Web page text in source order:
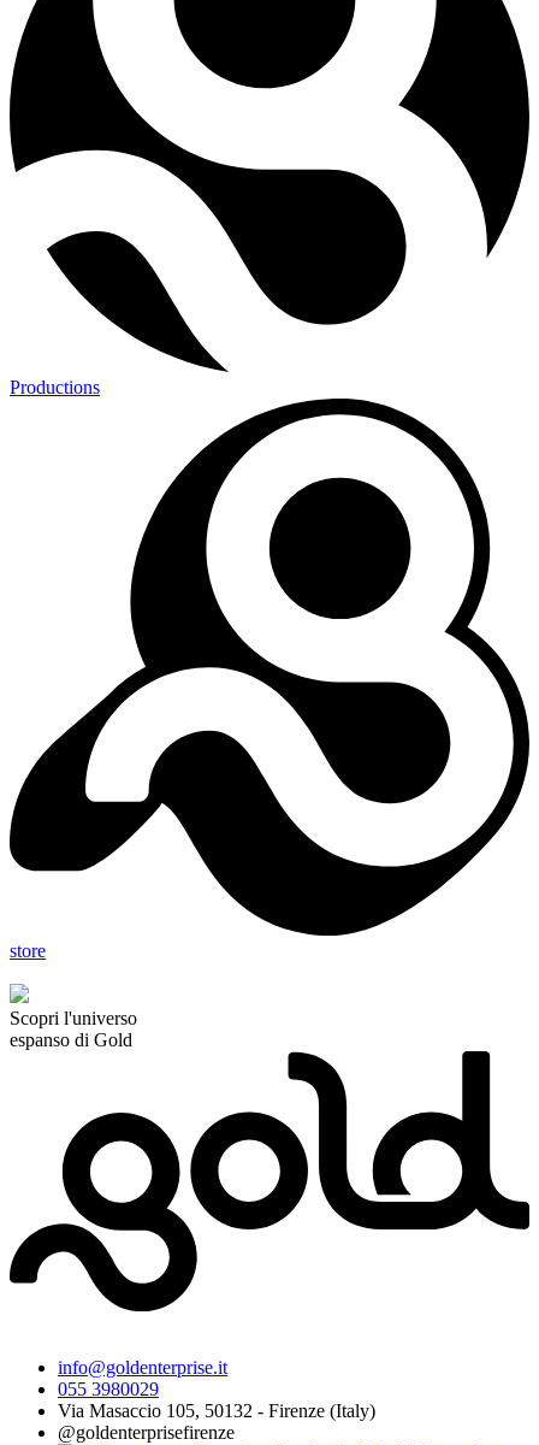
Productions
store
Scopri l'universo
espanso di Gold
info@goldenterprise.it
055 3980029
Via Masaccio 105, 50132 - Firenze (Italy)
@goldenterprisefirenze